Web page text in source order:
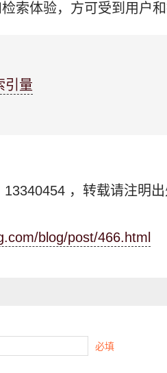
索体验，方可受到用户和
引量
13340454 ，转载请注明出
blog/post/466.html
必填